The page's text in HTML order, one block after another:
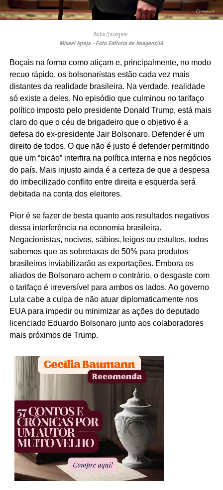
Autor/Imagem:
Misael Igreja - Foto Editoria de Imagens/IA
Boçais na forma como atiçam e, principalmente, no modo
recuo rápido, os bolsonaristas estão cada vez mais
distantes da realidade brasileira. Na verdade, realidade
só existe a deles. No episódio que culminou no tarifaço
político imposto pelo presidente Donald Trump, está mais
claro do que o céu de brigadeiro que o objetivo é a
defesa do ex-presidente Jair Bolsonaro. Defender é um
direito de todos. O que não é justo é defender permitindo
que um “bicão” interfira na política interna e nos negócios
do país. Mais injusto ainda é a certeza de que a despesa
do imbecilizado conflito entre direita e esquerda será
debitada na conta dos eleitores.
Pior é se fazer de besta quanto aos resultados negativos
dessa interferência na economia brasileira.
Negacionistas, nocivos, sábios, leigos ou estultos, todos
sabemos que as sobretaxas de 50% para produtos
brasileiros inviabilizarão as exportações. Embora os
aliados de Bolsonaro achem o contrário, o desgaste com
o tarifaço é irreversível para ambos os lados. Ao governo
Lula cabe a culpa de não atuar diplomaticamente nos
EUA para impedir ou minimizar as ações do deputado
licenciado Eduardo Bolsonaro junto aos colaboradores
mais próximos de Trump.